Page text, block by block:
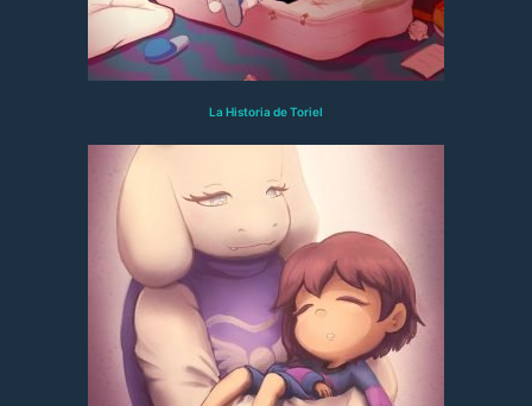
La Historia de Toriel